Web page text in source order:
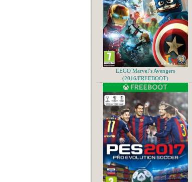
LEGO Marvel’s Avengers
(2016/FREEBOOT)